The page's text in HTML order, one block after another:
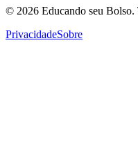
© 2026 Educando seu Bolso.
PrivacidadeSobre